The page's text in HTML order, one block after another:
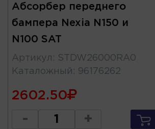
Абсорбер переднего
бампера Nexia N150 и
N100 SAT
Артикул : STDW26000RA0
Каталожный : 96176262
2602.50
- +